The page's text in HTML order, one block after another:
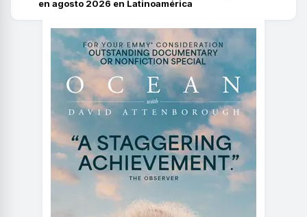
en agosto 2026 en Latinoamérica